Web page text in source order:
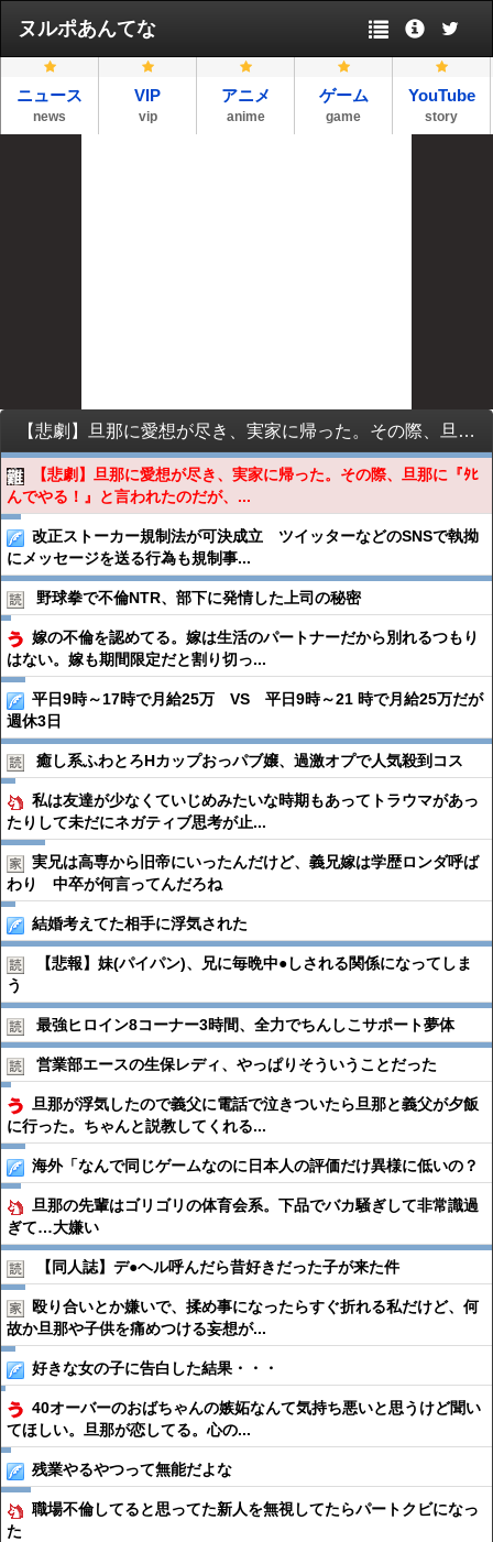
ヌルポあんてな
ニュース
news
VIP
vip
アニメ
anime
ゲーム
game
YouTube
story
【悲劇】旦那に愛想が尽き、実家に帰った。その際、旦那に『ﾀﾋんでやる！』と言われたのだが、次の日、荷物を取りに帰ると…
【悲劇】旦那に愛想が尽き、実家に帰った。その際、旦那に『ﾀﾋ
んでやる！』と言われたのだが、...
改正ストーカー規制法が可決成立 ツイッターなどのSNSで執拗
にメッセージを送る行為も規制事...
野球拳で不倫NTR、部下に発情した上司の秘密
嫁の不倫を認めてる。嫁は生活のパートナーだから別れるつもり
はない。嫁も期間限定だと割り切っ...
平日9時～17時で月給25万 VS 平日9時～21 時で月給25万だが
週休3日
癒し系ふわとろHカップおっパブ嬢、過激オプで人気殺到コス
私は友達が少なくていじめみたいな時期もあってトラウマがあっ
たりして未だにネガティブ思考が止...
実兄は高専から旧帝にいったんだけど、義兄嫁は学歴ロンダ呼ば
わり 中卒が何言ってんだろね
結婚考えてた相手に浮気された
【悲報】妹(パイパン)、兄に毎晩中●︎しされる関係になってしま
う
最強ヒロイン8コーナー3時間、全力でちんしこサポート夢体
営業部エースの生保レディ、やっぱりそういうことだった
旦那が浮気したので義父に電話で泣きついたら旦那と義父が夕飯
に行った。ちゃんと説教してくれる...
海外「なんで同じゲームなのに日本人の評価だけ異様に低いの？
旦那の先輩はゴリゴリの体育会系。下品でバカ騒ぎして非常識過
ぎて…大嫌い
【同人誌】デ●︎ヘル呼んだら昔好きだった子が来た件
殴り合いとか嫌いで、揉め事になったらすぐ折れる私だけど、何
故か旦那や子供を痛めつける妄想が...
好きな女の子に告白した結果・・・
40オーバーのおばちゃんの嫉妬なんて気持ち悪いと思うけど聞い
てほしい。旦那が恋してる。心の...
残業やるやつって無能だよな
職場不倫してると思ってた新人を無視してたらパートクビになっ
た